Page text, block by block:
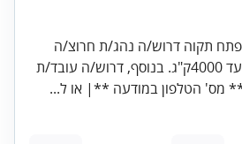
תקוה דרוש/ה נהג/ת חרוצ/ה
בעל/ת רשיון נהיגה ב׳ עד 4000ק"ג. בנוסף, דרוש/ה עובד/ת
מס' הטלפון במודעה **| או ל...